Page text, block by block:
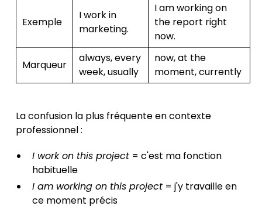
Exemple
I work in
marketing.
I am working on
the report right
now.
Marqueur
always, every
week, usually
now, at the
moment, currently
La confusion la plus fréquente en contexte
professionnel :
I work on this project= c'est ma fonction
habituelle
I am working on this project= j'y travaille en
ce moment précis